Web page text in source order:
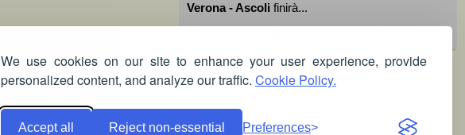
We use cookies on our site to enhance your user experience, provide
personalized content, and analyze our traffic. Cookie Policy.
Accept all Reject non-essential Preferences
Verona - Ascoli finirà...